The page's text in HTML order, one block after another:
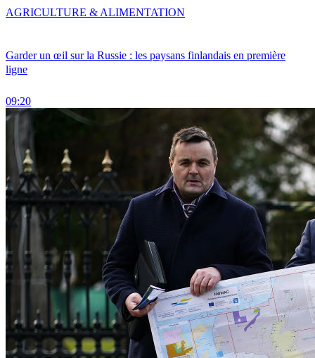
Garder un œil sur la Russie : les paysans finlandais en première
ligne
09:20
AGRICULTURE & ALIMENTATION